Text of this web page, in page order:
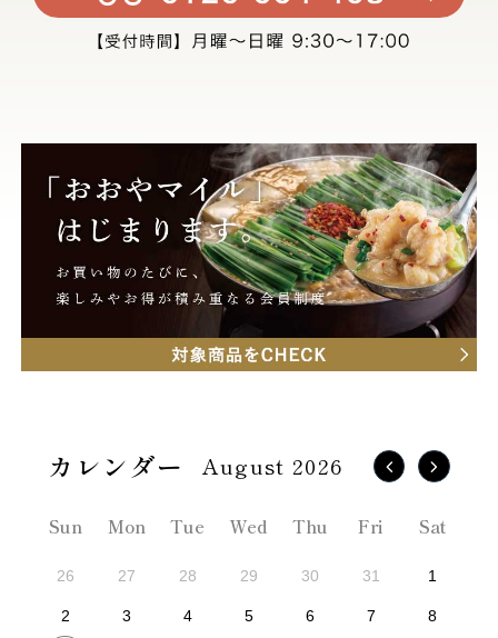
August 2026
Sun Mon Tue Wed Thu Fri Sat
26 27 28 29 30 31 1
2 3 4 5 6 7 8